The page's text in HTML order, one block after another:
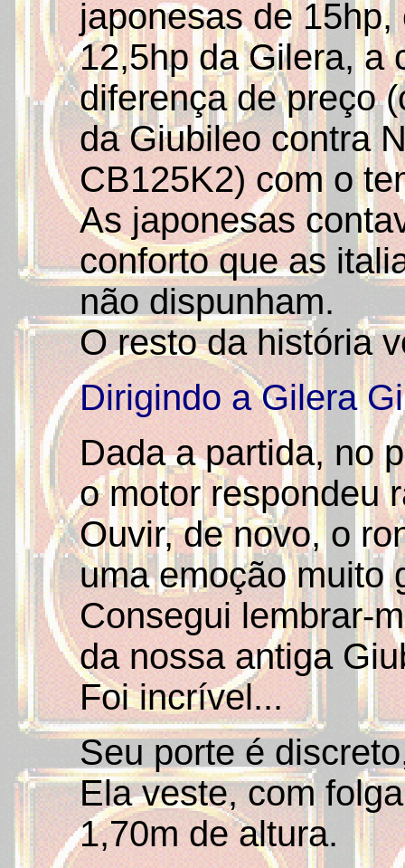
japonesas de
12,5hp da Gilera, a
diferença de preço
da Giubileo contra
CB125K2) com o
As japonesas
conforto que as
não dispunham.
O resto da história
Dirigindo a Gilera
Dada a partida, no
o motor respondeu
Ouvir, de novo, o
uma emoção muito
Consegui lembrar-
da nossa antiga
Foi incrível...
Seu porte é
Ela veste, com
1,70m de altura.